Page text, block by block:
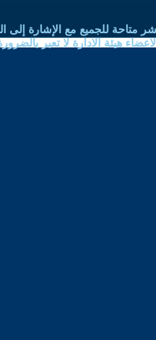
متاحة للجميع مع الإشارة إلى
هيئة الادارة لا تعبر